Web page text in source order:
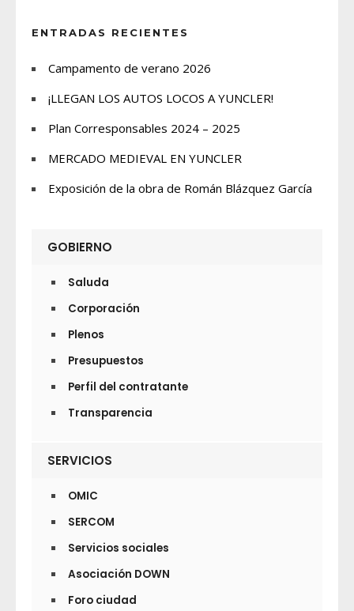
ENTRADAS RECIENTES
Campamento de verano 2026
¡LLEGAN LOS AUTOS LOCOS A YUNCLER!
Plan Corresponsables 2024 – 2025
MERCADO MEDIEVAL EN YUNCLER
Exposición de la obra de Román Blázquez García
GOBIERNO
Saluda
Corporación
Plenos
Presupuestos
Perfil del contratante
Transparencia
SERVICIOS
OMIC
SERCOM
Servicios sociales
Asociación DOWN
Foro ciudad